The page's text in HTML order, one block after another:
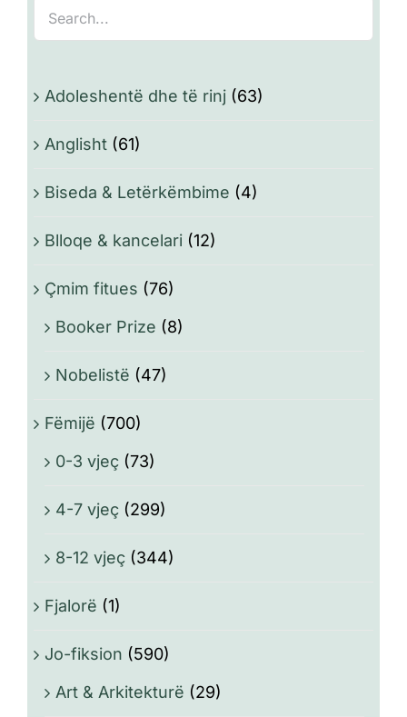
Adoleshentë dhe të rinj (63)
Anglisht (61)
Biseda & Letërkëmbime (4)
Blloqe & kancelari (12)
Çmim fitues (76)
Booker Prize (8)
Nobelistë (47)
Fëmijë (700)
0-3 vjeç (73)
4-7 vjeç (299)
8-12 vjeç (344)
Fjalorë (1)
Jo-fiksion (590)
Art & Arkitekturë (29)